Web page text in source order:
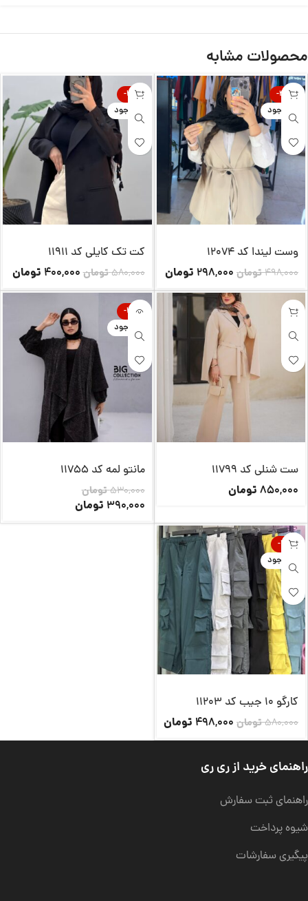
محصولات مشابه
-40%
ناموجود
وست لیندا کد 12074
498,000تومان 298,000 تومان
-31%
ناموجود
کت تک کایلی کد 11911
580,000تومان400,000 تومان
ست شنلی کد 11799
850,000 تومان
-26%
ناموجود
مانتو لمه کد 11755
530,000تومان
390,000 تومان
-14%
ناموجود
کارگو 10 جیب کد 11203
580,000تومان 498,000 تومان
راهنمای خرید از ری ری
راهنمای ثبت سفارش
شیوه پرداخت
پیگیری سفارشات